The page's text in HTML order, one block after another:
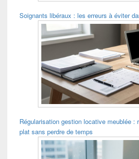
Soignants libéraux : les erreurs à éviter
Régularisation gestion locative meublée :
plat sans perdre de temps